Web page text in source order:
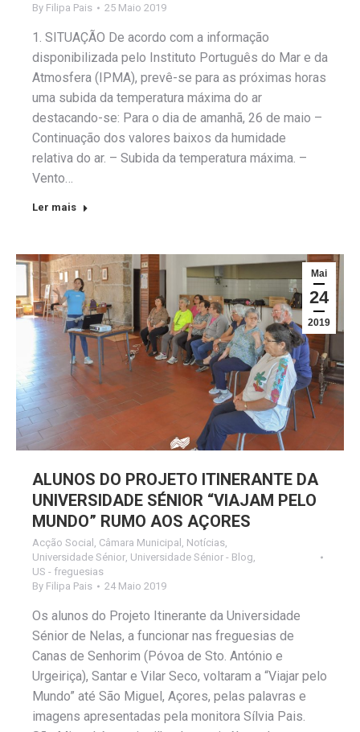
By Filipa Pais 25 Maio 2019
1. SITUAÇÃO De acordo com a informação
disponibilizada pelo Instituto Português do Mar e da
Atmosfera (IPMA), prevê-se para as próximas horas
uma subida da temperatura máxima do ar
destacando-se: Para o dia de amanhã, 26 de maio –
Continuação dos valores baixos da humidade
relativa do ar. – Subida da temperatura máxima. –
Vento…
Ler mais
Mai
24
2019
ALUNOS DO PROJETO ITINERANTE DA
UNIVERSIDADE SÉNIOR “VIAJAM PELO
MUNDO” RUMO AOS AÇORES
Acção Social , Câmara Municipal , Notícias,
Universidade Sénior, Universidade Sénior - Blog,
US - freguesias
By Filipa Pais 24 Maio 2019
Os alunos do Projeto Itinerante da Universidade
Sénior de Nelas, a funcionar nas freguesias de
Canas de Senhorim (Póvoa de Sto. António e
Urgeiriça), Santar e Vilar Seco, voltaram a “Viajar pelo
Mundo” até São Miguel, Açores, pelas palavras e
imagens apresentadas pela monitora Sílvia Pais.